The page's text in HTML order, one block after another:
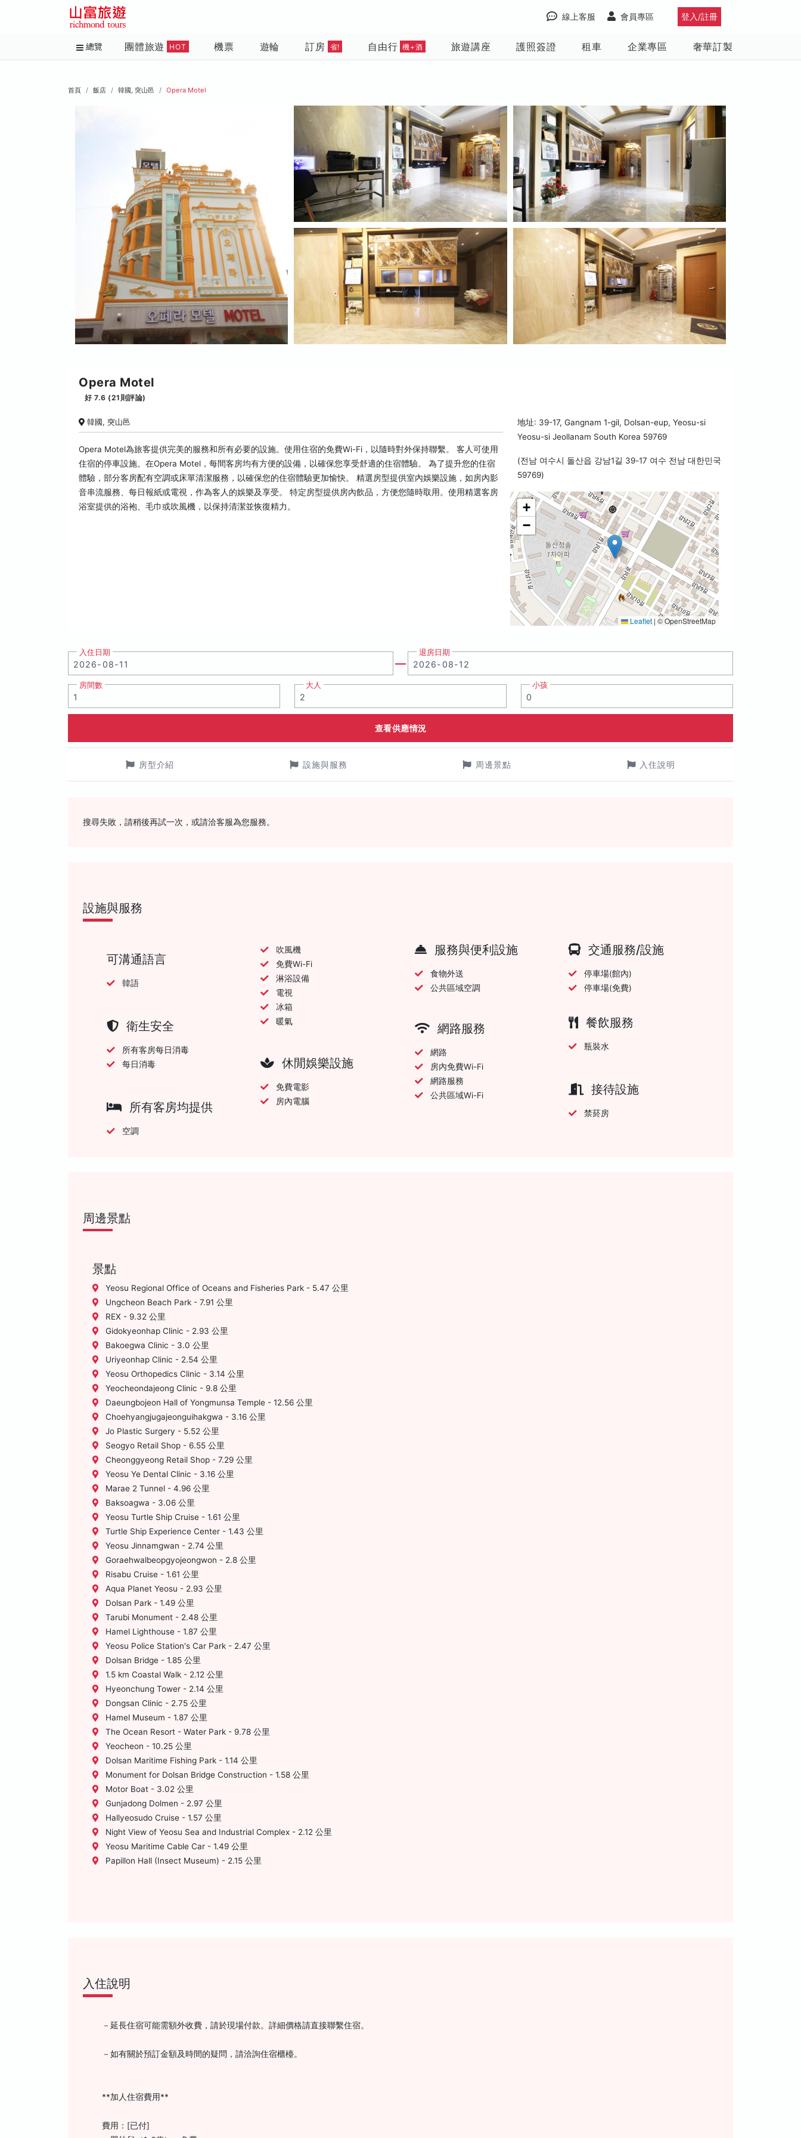
登入/註冊
會員專區
線上客服
總覽 團體旅遊 HOT 機票 遊輪 訂房 省! 自由行 機+酒 旅遊講座 護照簽證 租車 企業專區 奢華訂製
首頁 飯店 韓國, 突山邑 Opera Motel
Opera Motel
好 7.6 (21則評論)
韓國, 突山邑
Opera Motel為旅客提供完美的服務和所有必要的設施。使用住宿的免費Wi-Fi，以隨時對外保持聯繫。 客人可使用
住宿的停車設施。在Opera Motel，每間客房均有方便的設備，以確保您享受舒適的住宿體驗。 為了提升您的住宿
體驗，部分客房配有空調或床單清潔服務，以確保您的住宿體驗更加愉快。 精選房型提供室內娛樂設施，如房內影
音串流服務、每日報紙或電視，作為客人的娛樂及享受。 特定房型提供房內飲品，方便您隨時取用。使用精選客房
浴室提供的浴袍、毛巾或吹風機，以保持清潔並恢復精力。
地址: 39-17, Gangnam 1-gil, Dolsan-eup, Yeosu-si
Yeosu-si Jeollanam South Korea 59769
(전남 여수시 돌산읍 강남1길 39-17 여수 전남 대한민국
59769)
+
−
Leaflet | © OpenStreetMap
入住日期 退房日期
房間數 大人 小孩
查看供應情況
房型介紹 設施與服務 周邊景點 入住說明
搜尋失敗，請稍後再試一次，或請洽客服為您服務。
設施與服務
可溝通語言
韓語
衛生安全
所有客房每日消毒
每日消毒
所有客房均提供
空調
吹風機
免費Wi-Fi
淋浴設備
電視
冰箱
暖氣
休閒娛樂設施
免費電影
房內電腦
服務與便利設施
食物外送
公共區域空調
網路服務
網路
房內免費Wi-Fi
網路服務
公共區域Wi-Fi
交通服務/設施
停車場(館內)
停車場(免費)
餐飲服務
瓶裝水
接待設施
禁菸房
周邊景點
景點
Yeosu Regional Office of Oceans and Fisheries Park - 5.47 公里
Ungcheon Beach Park - 7.91 公里
REX - 9.32 公里
Gidokyeonhap Clinic - 2.93 公里
Bakoegwa Clinic - 3.0 公里
Uriyeonhap Clinic - 2.54 公里
Yeosu Orthopedics Clinic - 3.14 公里
Yeocheondajeong Clinic - 9.8 公里
Daeungbojeon Hall of Yongmunsa Temple - 12.56 公里
Choehyangjugajeonguihakgwa - 3.16 公里
Jo Plastic Surgery - 5.52 公里
Seogyo Retail Shop - 6.55 公里
Cheonggyeong Retail Shop - 7.29 公里
Yeosu Ye Dental Clinic - 3.16 公里
Marae 2 Tunnel - 4.96 公里
Baksoagwa - 3.06 公里
Yeosu Turtle Ship Cruise - 1.61 公里
Turtle Ship Experience Center - 1.43 公里
Yeosu Jinnamgwan - 2.74 公里
Goraehwalbeopgyojeongwon - 2.8 公里
Risabu Cruise - 1.61 公里
Aqua Planet Yeosu - 2.93 公里
Dolsan Park - 1.49 公里
Tarubi Monument - 2.48 公里
Hamel Lighthouse - 1.87 公里
Yeosu Police Station's Car Park - 2.47 公里
Dolsan Bridge - 1.85 公里
1.5 km Coastal Walk - 2.12 公里
Hyeonchung Tower - 2.14 公里
Dongsan Clinic - 2.75 公里
Hamel Museum - 1.87 公里
The Ocean Resort - Water Park - 9.78 公里
Yeocheon - 10.25 公里
Dolsan Maritime Fishing Park - 1.14 公里
Monument for Dolsan Bridge Construction - 1.58 公里
Motor Boat - 3.02 公里
Gunjadong Dolmen - 2.97 公里
Hallyeosudo Cruise - 1.57 公里
Night View of Yeosu Sea and Industrial Complex - 2.12 公里
Yeosu Maritime Cable Car - 1.49 公里
Papillon Hall (Insect Museum) - 2.15 公里
入住說明
－延長住宿可能需額外收費，請於現場付款。詳細價格請直接聯繫住宿。
－如有關於預訂金額及時間的疑問，請洽詢住宿櫃檯。
**加人住宿費用**
費用：[已付]